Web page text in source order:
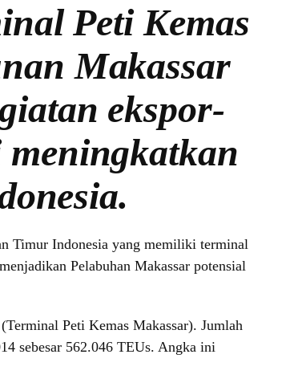
Peti Kemas
Makassar
ekspor-
Timur Indonesia yang memiliki terminal
Pelabuhan Makassar potensial
Peti Kemas Makassar). Jumlah
sebesar 562.046 TEUs. Angka ini